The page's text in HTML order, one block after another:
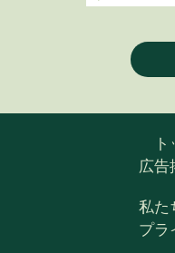
広告
私た
プラ